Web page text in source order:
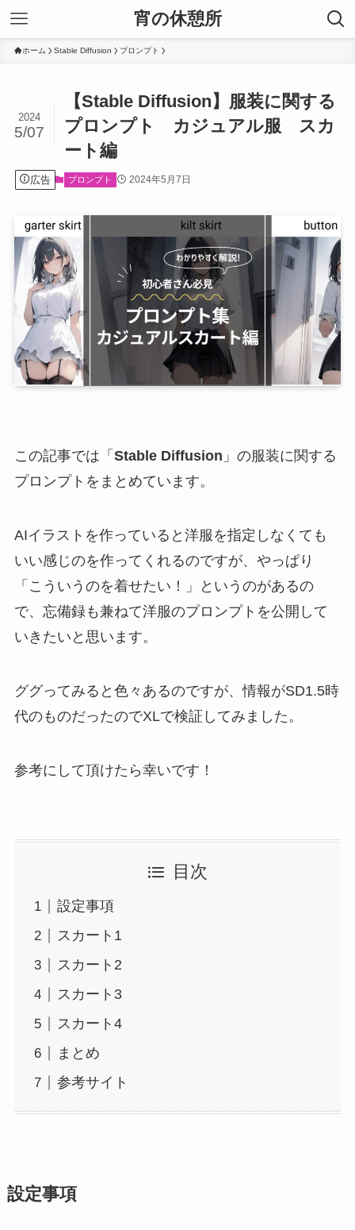
宵の休憩所
ホーム Stable Diffusion プロンプト
【Stable Diffusion】服装に関する
プロンプト カジュアル服 スカ
ート編
2024
5/07
広告 プロンプト 2024年5月7日
この記事では「 Stable Diffusion 」の服装に関する
プロンプトをまとめています。
AIイラストを作っていると洋服を指定しなくても
いい感じのを作ってくれるのですが、やっぱり
「こういうのを着せたい！」というのがあるの
で、忘備録も兼ねて洋服のプロンプトを公開して
いきたいと思います。
ググってみると色々あるのですが、情報がSD1.5時
代のものだったのでXLで検証してみました。
参考にして頂けたら幸いです！
目次
設定事項
スカート1
スカート2
スカート3
スカート4
まとめ
参考サイト
設定事項